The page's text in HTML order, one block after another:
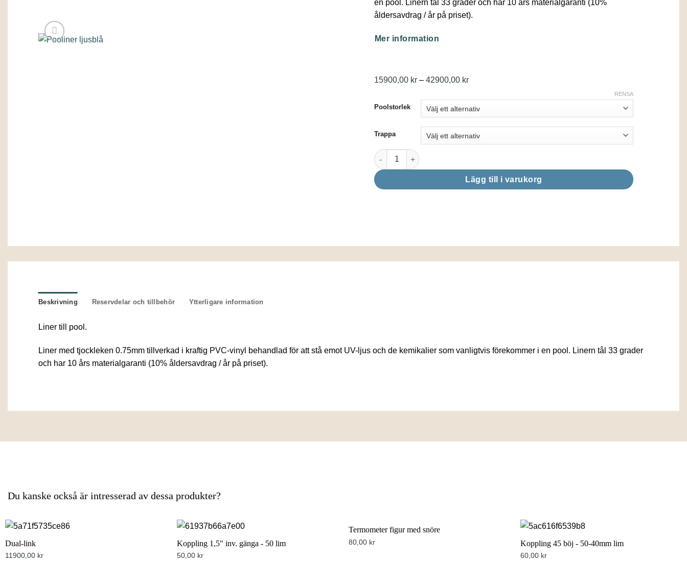
en pool. Linern tål 33 grader och har 10 års materialgaranti (10%
åldersavdrag / år på priset).
Mer information
15900,00 kr – 42900,00 krPrisintervall:
Poolstorlek
Trappa
RENSA
Pooliner ljusblå mängd
Lägg till i varukorg
Beskrivning Reservdelar och tillbehör Ytterligare information
Liner till pool.
Liner med tjockleken 0.75mm tillverkad i kraftig PVC-vinyl behandlad för att stå emot UV-ljus och de kemikalier som vanligtvis förekommer i en pool. Linern tål 33 grader
och har 10 års materialgaranti (10% åldersavdrag / år på priset).
Du kanske också är intresserad av dessa produkter?
Dual-link
11900,00 kr
Koppling 1,5" inv. gänga - 50 lim
50,00 kr
Termometer figur med snöre
80,00 kr Koppling 45 böj - 50-40mm lim
60,00 kr